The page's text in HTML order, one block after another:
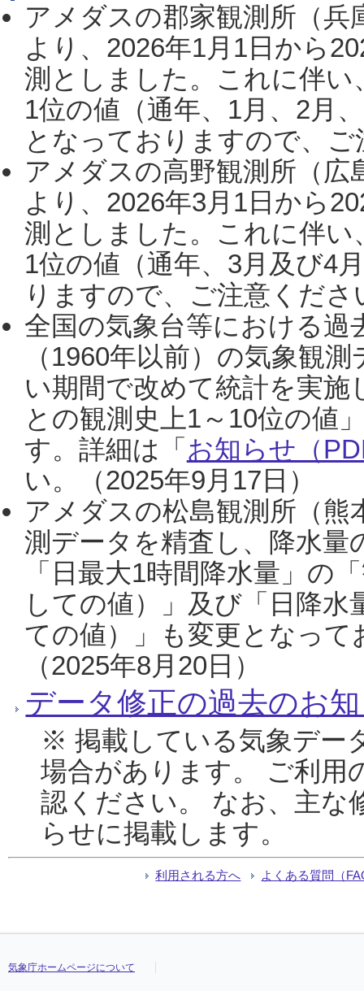
アメダスの郡家観測所（
より、2026年1月1日から
測としました。これに伴い
1位の値（通年、1月、2月
となっておりますので、
アメダスの高野観測所（
より、2026年3月1日から
測としました。これに伴い
1位の値（通年、3月及び4
りますので、ご注意くだ
全国の気象台等における過
（1960年以前）の気象観
い期間で改めて統計を実
との観測史上1～10位の値
す。詳細は「 お知らせ（
い。（2025年9月17日）
アメダスの松島観測所（熊
測データを精査し、降水
「日最大1時間降水量」の
しての値）」及び「日降
ての値）」も変更となっ
（2025年8月20日）
データ修正の過去のお
※ 掲載している気象デー
場合があります。 ご利用
認ください。 なお、主な
らせに掲載します。
利用される方へ よくある質問（
気象庁ホームページについて